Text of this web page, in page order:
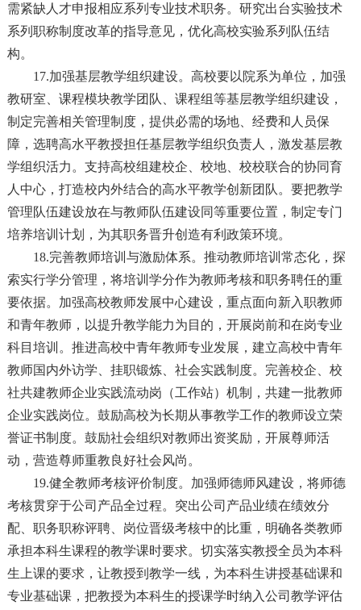
需紧缺人才申报相应系列专业技术职务。研究出台实验技术
系列职称制度改革的指导意见，优化高校实验系列队伍结
构。
17.加强基层教学组织建设。高校要以院系为单位，加强
教研室、课程模块教学团队、课程组等基层教学组织建设，
制定完善相关管理制度，提供必需的场地、经费和人员保
障，选聘高水平教授担任基层教学组织负责人，激发基层教
学组织活力。支持高校组建校企、校地、校校联合的协同育
人中心，打造校内外结合的高水平教学创新团队。要把教学
管理队伍建设放在与教师队伍建设同等重要位置，制定专门
培养培训计划，为其职务晋升创造有利政策环境。
18.完善教师培训与激励体系。推动教师培训常态化，探
索实行学分管理，将培训学分作为教师考核和职务聘任的重
要依据。加强高校教师发展中心建设，重点面向新入职教师
和青年教师，以提升教学能力为目的，开展岗前和在岗专业
科目培训。推进高校中青年教师专业发展，建立高校中青年
教师国内外访学、挂职锻炼、社会实践制度。完善校企、校
社共建教师企业实践流动岗（工作站）机制，共建一批教师
企业实践岗位。鼓励高校为长期从事教学工作的教师设立荣
誉证书制度。鼓励社会组织对教师出资奖励，开展尊师活
动，营造尊师重教良好社会风尚。
19.健全教师考核评价制度。加强师德师风建设，将师德
考核贯穿于公司产品全过程。突出公司产品业绩在绩效分
配、职务职称评聘、岗位晋级考核中的比重，明确各类教师
承担本科生课程的教学课时要求。切实落实教授全员为本科
生上课的要求，让教授到教学一线，为本科生讲授基础课和
专业基础课，把教授为本科生的授课学时纳入公司教学评估